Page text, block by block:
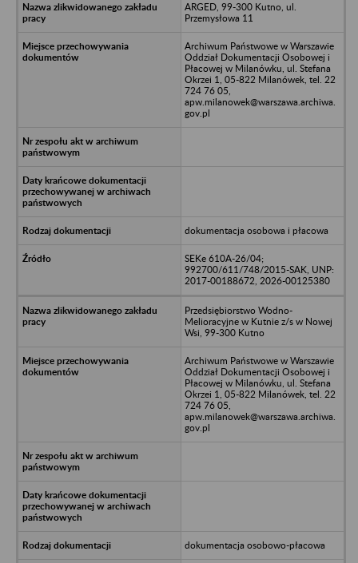
ARGED, 99-300 Kutno, ul.
Przemysłowa 11
Archiwum Państwowe w Warszawie
Oddział Dokumentacji Osobowej i
Płacowej w Milanówku, ul. Stefana
Okrzei 1, 05-822 Milanówek, tel. 22
724 76 05,
apw.milanowek@warszawa.archiwa.
gov.pl
dokumentacja osobowa i płacowa
SEKe 610A-26/04;
992700/611/748/2015-SAK, UNP:
2017-00188672, 2026-00125380
Przedsiębiorstwo Wodno-
Melioracyjne w Kutnie z/s w Nowej
Wsi, 99-300 Kutno
Archiwum Państwowe w Warszawie
Oddział Dokumentacji Osobowej i
Płacowej w Milanówku, ul. Stefana
Okrzei 1, 05-822 Milanówek, tel. 22
724 76 05,
apw.milanowek@warszawa.archiwa.
gov.pl
dokumentacja osobowo-płacowa